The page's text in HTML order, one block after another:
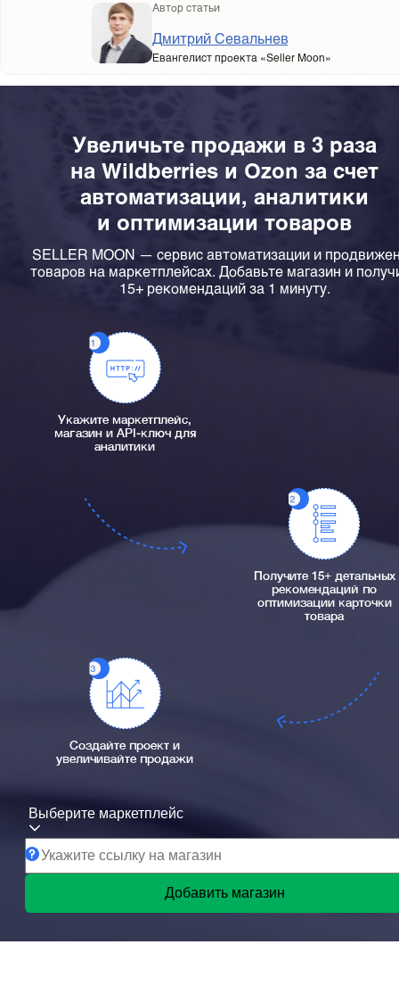
Автор статьи
Дмитрий Севальнев
Евангелист проекта «Seller Moon»
Увеличьте продажи в 3 раза
на Wildberries и Ozon за счет
автоматизации, аналитики
и оптимизации товаров
SELLER MOON — сервис автоматизации и
товаров на маркетплейсах. Добавьте магазин и
15+ рекомендаций за 1 минуту.
Укажите маркетплейс,
магазин и API-ключ для
аналитики
Получите 15+ детальных
рекомендаций по
оптимизации карточки
товара
Создайте проект и
увеличивайте продажи
Выберите маркетплейс
Добавить магазин